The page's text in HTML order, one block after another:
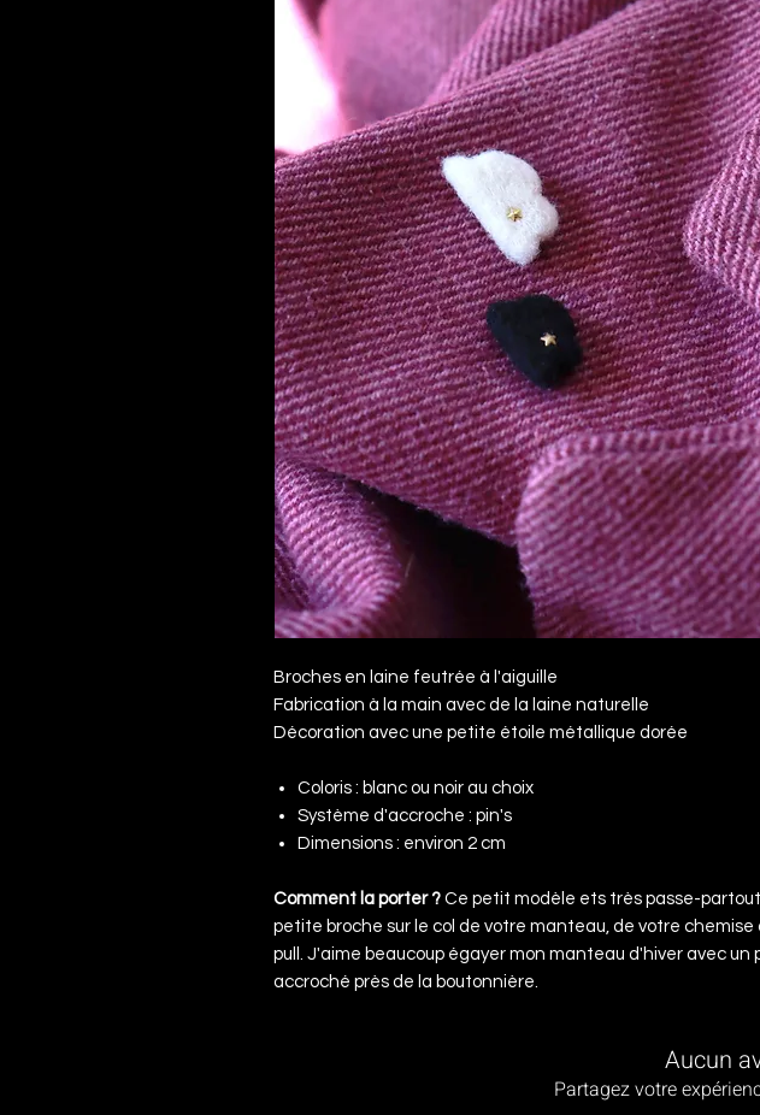
Broches en laine feutrée à l'aiguille
Fabrication à la main avec de la laine naturelle
Décoration avec une petite étoile métallique dorée
Coloris : blanc ou noir au choix
Système d'accroche : pin's
Dimensions : environ 2 cm
Comment la porter ? Ce petit modèle ets très passe-
petite broche sur le col de votre manteau, de votre chemise
pull. J'aime beaucoup égayer mon manteau d'hiver avec un
accroché près de la boutonnière.
Aucun
Partagez votre